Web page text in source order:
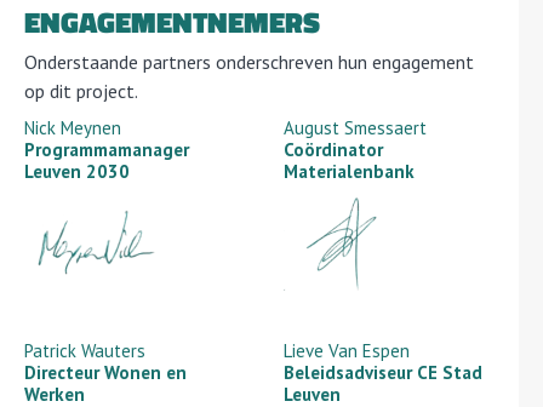
ENGAGEMENTNEMERS
Onderstaande partners onderschreven hun engagement
op dit project.
Nick Meynen
Programmamanager
Leuven 2030
August Smessaert
Coördinator
Materialenbank
Patrick Wauters
Directeur Wonen en
Werken
Lieve Van Espen
Beleidsadviseur CE Stad
Leuven